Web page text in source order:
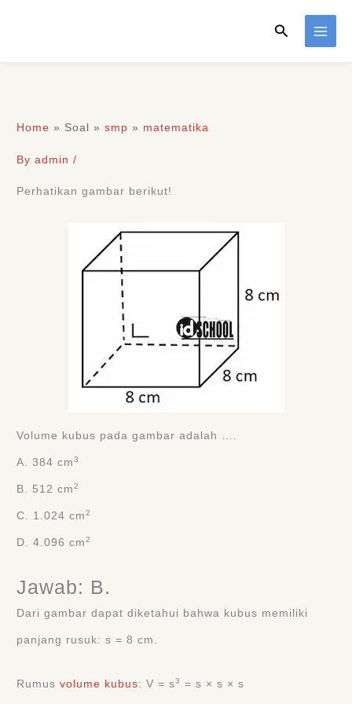
Search
Home » Soal »smp » matematika
Byadmin/
Perhatikan gambar berikut!
Volume kubus pada gambar adalah ….
A. 384 cm3
B. 512 cm2
C. 1.024 cm2
D. 4.096 cm2
Jawab: B.
Dari gambar dapat diketahui bahwa kubus memiliki
panjang rusuk: s = 8 cm.
Rumusvolume kubus: V = s3 = s × s × s